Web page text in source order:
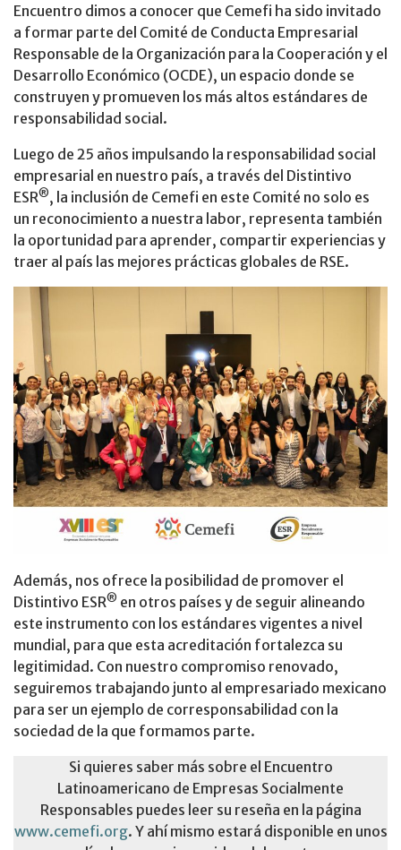
Encuentro dimos a conocer que Cemefi ha sido invitado
a formar parte del Comité de Conducta Empresarial
Responsable de la Organización para la Cooperación y el
Desarrollo Económico (OCDE), un espacio donde se
construyen y promueven los más altos estándares de
responsabilidad social.
Luego de 25 años impulsando la responsabilidad social
empresarial en nuestro país, a través del Distintivo
ESR®, la inclusión de Cemefi en este Comité no solo es
un reconocimiento a nuestra labor, representa también
la oportunidad para aprender, compartir experiencias y
traer al país las mejores prácticas globales de RSE.
Además, nos ofrece la posibilidad de promover el
Distintivo ESR® en otros países y de seguir alineando
este instrumento con los estándares vigentes a nivel
mundial, para que esta acreditación fortalezca su
legitimidad. Con nuestro compromiso renovado,
seguiremos trabajando junto al empresariado mexicano
para ser un ejemplo de corresponsabilidad con la
sociedad de la que formamos parte.
Si quieres saber más sobre el Encuentro
Latinoamericano de Empresas Socialmente
Responsables puedes leer su reseña en la página
www.cemefi.org. Y ahí mismo estará disponible en unos